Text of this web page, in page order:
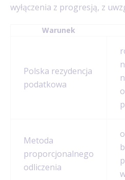
wyłączenia z progresją, z
Warunek
Polska rezydencja
podatkowa
Metoda
proporcjonalnego
odliczenia